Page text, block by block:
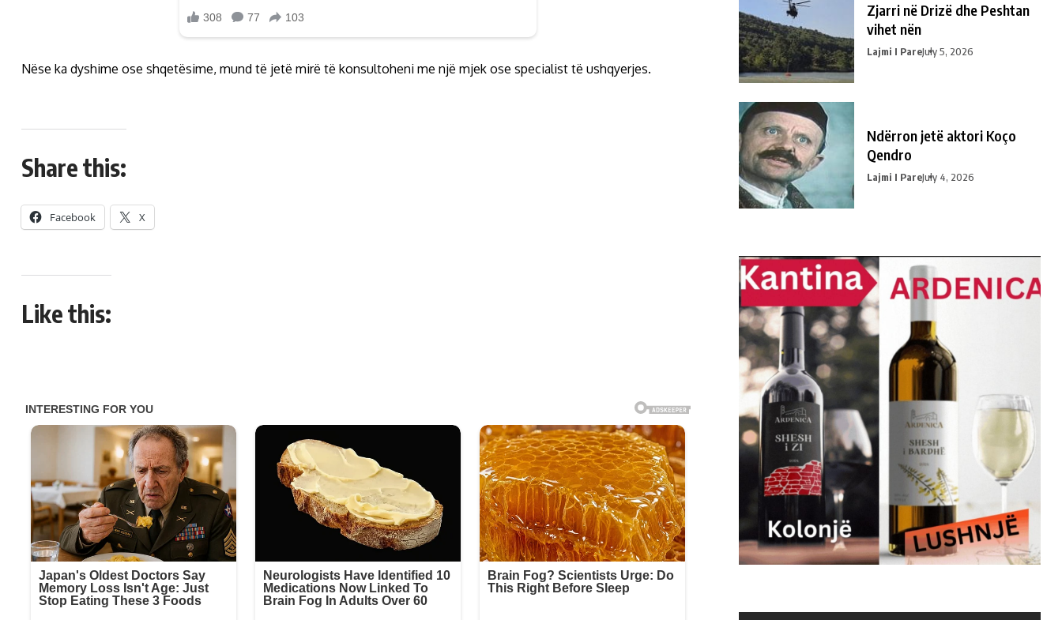
Nëse ka dyshime ose shqetësime, mund të jetë mirë të konsultoheni me një mjek ose specialist të ushqyerjes.
Share this:
Facebook X
Like this:
Zjarri në Drizë dhe Peshtan
vihet nën
Lajmi I PareJuly 5, 2026
Ndërron jetë aktori Koço
Qendro
Lajmi I PareJuly 4, 2026